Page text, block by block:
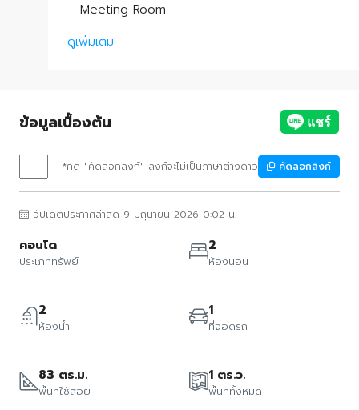
– Meeting Room
ดูเพิ่มเติม
ข้อมูลเบื้องต้น
*กด "คัดลอกลิงก์" ลิงก์จะไม่เป็นภาษาต่างดาว คัดลอกลิงก์
อัปเดตประกาศล่าสุด 9 มิถุนายน 2026 0:02 น.
คอนโด
ประเภททรัพย์
2
ห้องนอน
2
ห้องน้ำ
1
ที่จอดรถ
83 ตร.ม.
พื้นที่ใช้สอย
1 ตร.ว.
พื้นที่ทั้งหมด